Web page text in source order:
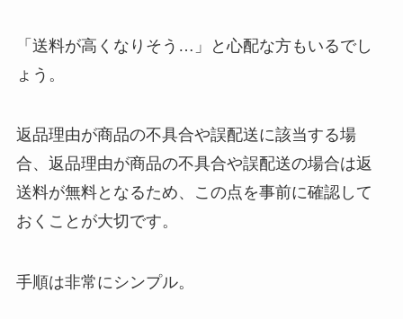
「送料が高くなりそう…」と心配な方もいるでし
ょう。
返品理由が商品の不具合や誤配送に該当する場
合、返品理由が商品の不具合や誤配送の場合は返
送料が無料となるため、この点を事前に確認して
おくことが大切です。
手順は非常にシンプル。